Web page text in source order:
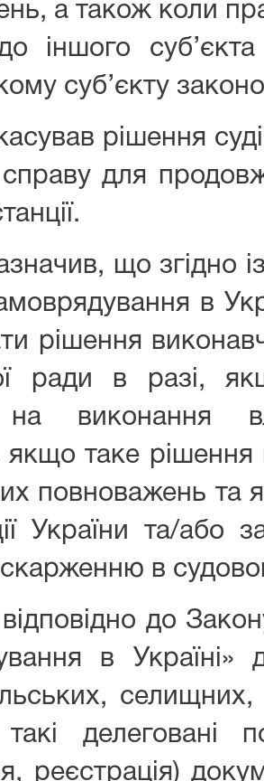
а також коли
іншого
суб’єкту
рішення
для
що згідно
в
рішення
ради в разі,
на виконання
якщо таке
повноважень та
України та/або
в
до
в Україні»
делеговані
реєстрація)